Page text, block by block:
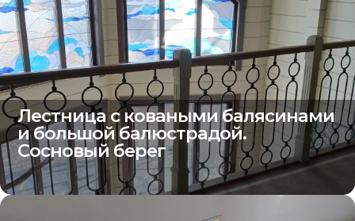
Лестница с коваными балясинами
и большой балюстрадой.
Сосновый берег